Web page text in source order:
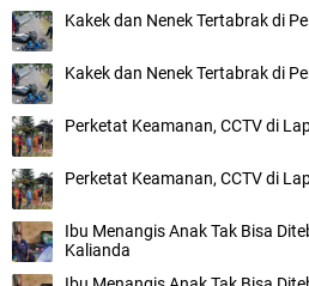
Kakek dan Nenek Tertabrak di
Kakek dan Nenek Tertabrak di
Perketat Keamanan, CCTV di
Perketat Keamanan, CCTV di
Ibu Menangis Anak Tak Bisa
Kalianda